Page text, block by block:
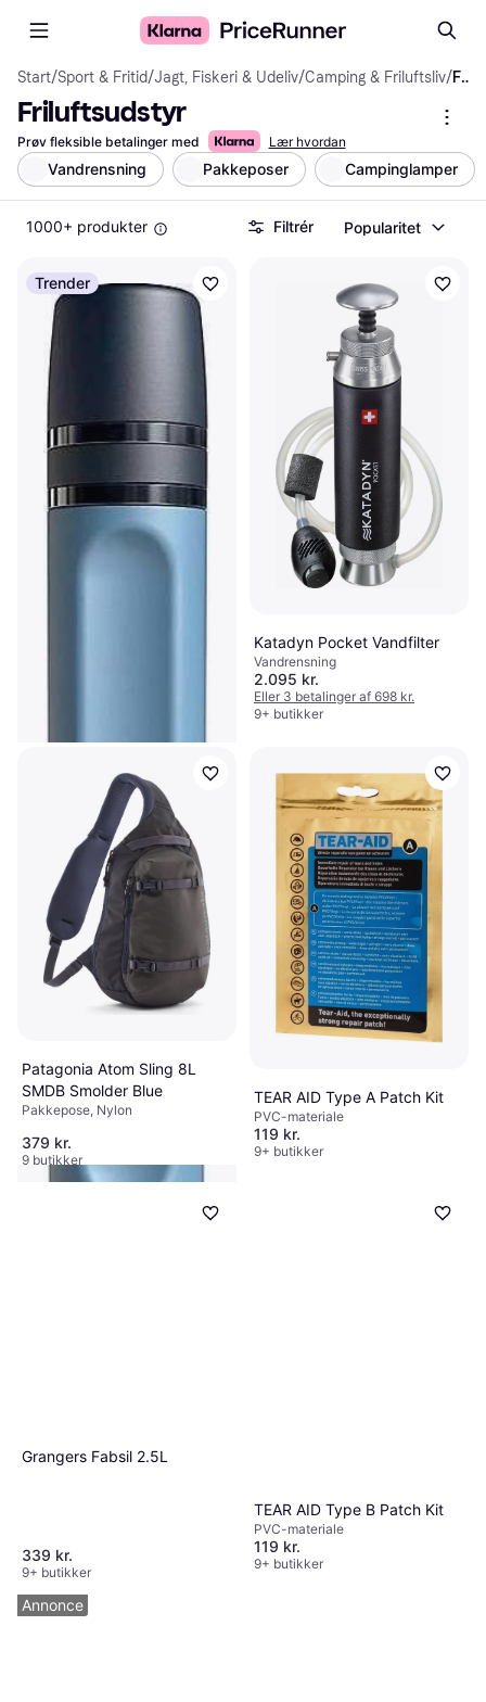
Start/Sport & Fritid/Jagt, Fiskeri & Udeliv/Camping & Friluftsliv/ Friluftsudstyr
Friluftsudstyr
Prøv fleksible betalinger med Lær hvordan
Vandrensning Pakkeposer Campinglamper
1000+ produkter Filtrér Popularitet
Trender
Katadyn Pocket Vandfilter
Vandrensning
2.095 kr.
Eller 3 betalinger af 698 kr.
9+ butikker
Patagonia Atom Sling 8L
SMDB Smolder Blue
Pakkepose, Nylon
379 kr.
9 butikker
TEAR AID Type A Patch Kit
PVC-materiale
119 kr.
9+ butikker
Grangers Fabsil 2.5L
339 kr.
9+ butikker
TEAR AID Type B Patch Kit
PVC-materiale
119 kr.
9+ butikker
Annonce